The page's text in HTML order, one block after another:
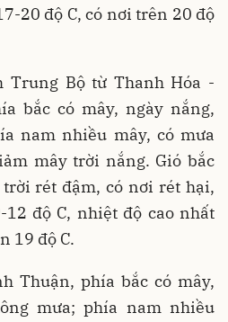
20 độ C, có nơi trên 20 độ
Trung Bộ từ Thanh Hóa -
bắc có mây, ngày nắng,
nam nhiều mây, có mưa
mây trời nắng. Gió bắc
rét đậm, có nơi rét hại,
độ C, nhiệt độ cao nhất
19 độ C.
Thuận, phía bắc có mây,
mưa; phía nam nhiều